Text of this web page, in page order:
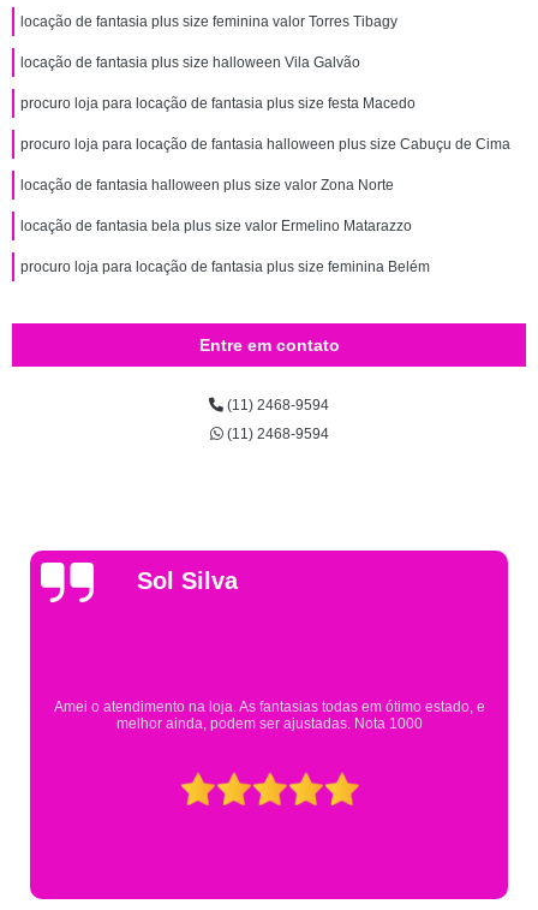
locação de fantasia plus size feminina valor Torres Tibagy
locação de fantasia plus size halloween Vila Galvão
procuro loja para locação de fantasia plus size festa Macedo
procuro loja para locação de fantasia halloween plus size Cabuçu de Cima
locação de fantasia halloween plus size valor Zona Norte
locação de fantasia bela plus size valor Ermelino Matarazzo
procuro loja para locação de fantasia plus size feminina Belém
Entre em contato
(11) 2468-9594
(11) 2468-9594
Gsutavo Pinto
Pesquisei em mais de 20 lojas e só encontrei a fantasia de meu filho na
Eureka. Cheguei praticamente no horário em que estavam fechando e
mesmo assim fui muito bem atendido.